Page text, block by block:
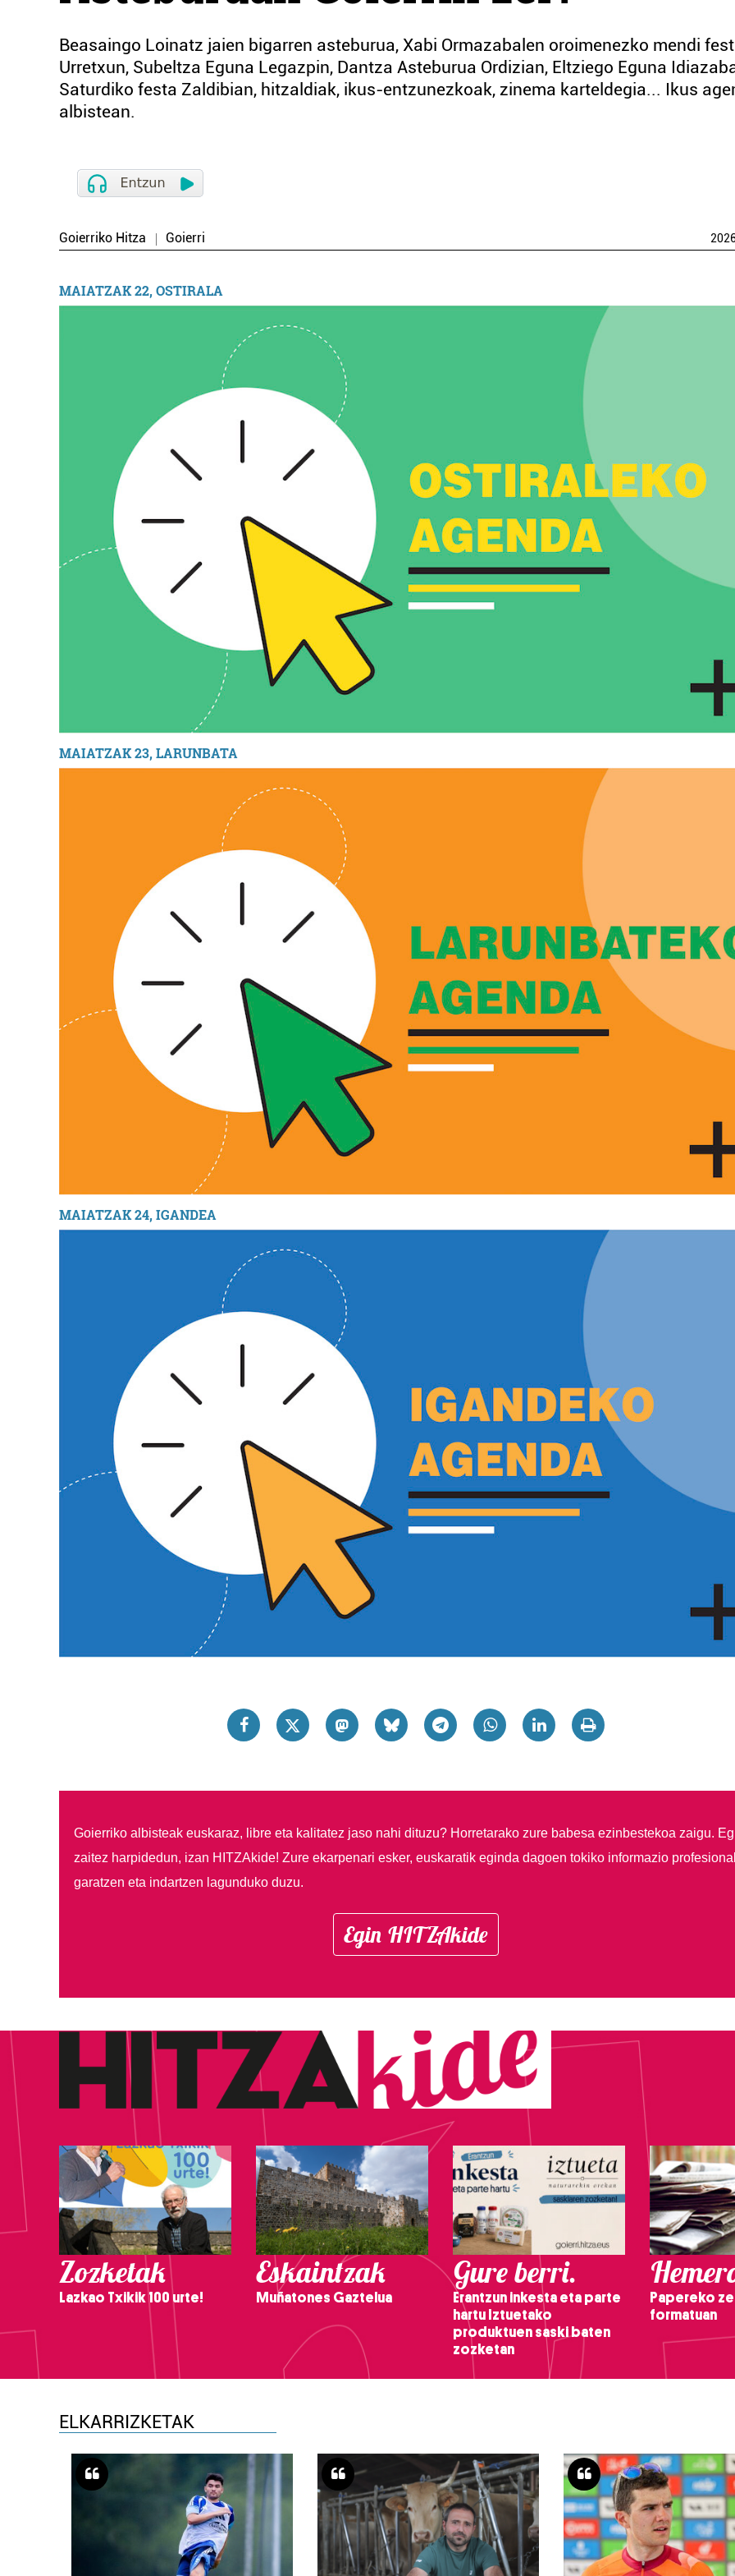
Beasaingo Loinatz jaien bigarren asteburua, Xabi Ormazabalen oroimenezko mendi
Urretxun, Subeltza Eguna Legazpin, Dantza Asteburua Ordizian, Eltziego Eguna
Saturdiko festa Zaldibian, hitzaldiak, ikus-entzunezkoak, zinema karteldegia... Ikus
albistean.
Goierriko Hitza Goierri
MAIATZAK 22, OSTIRALA
MAIATZAK 23, LARUNBATA
MAIATZAK 24, IGANDEA
Goierriko albisteak euskaraz, libre eta kalitatez jaso nahi dituzu? Horretarako zure babesa ezinbestekoa zaigu.
zaitez harpidedun, izan HITZAkide! Zure ekarpenari esker, euskaratik eginda dagoen tokiko informazio
garatzen eta indartzen lagunduko duzu.
Egin HITZAkide
Zozketak
Lazkao Txikik 100 urte!
Eskaintzak
Muñatones Gaztelua
Gure berri.
Erantzun inkesta eta parte
hartu Iztuetako
produktuen saski baten
zozketan
Papereko
formatuan
ELKARRIZKETAK